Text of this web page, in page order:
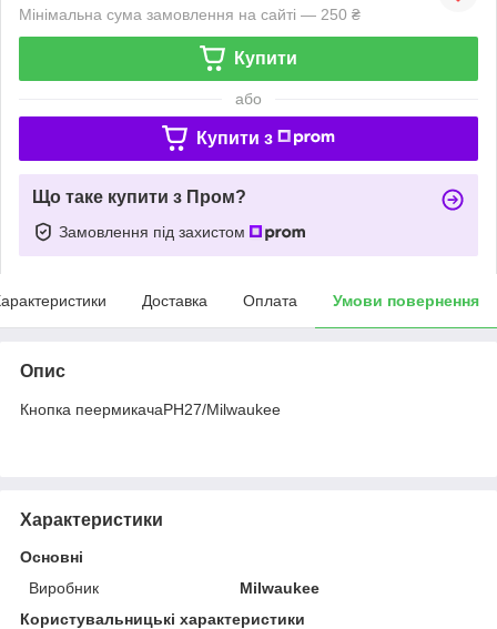
Мінімальна сума замовлення на сайті — 250 ₴
Купити
або
Купити з
Що таке купити з Пром?
Замовлення під захистом
Доставка Оплата Умови повернення
Опис
Кнопка пеермикачаPH27/Milwaukee
Характеристики
Основні
Виробник
Milwaukee
Користувальницькі характеристики